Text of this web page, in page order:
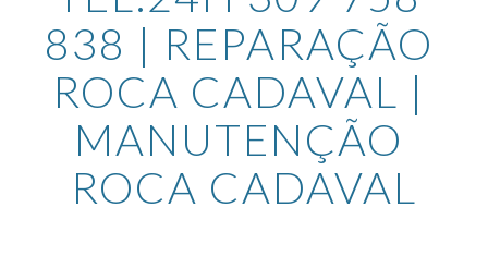
838 | REPARAÇÃO
ROCA CADAVAL |
MANUTENÇÃO
ROCA CADAVAL